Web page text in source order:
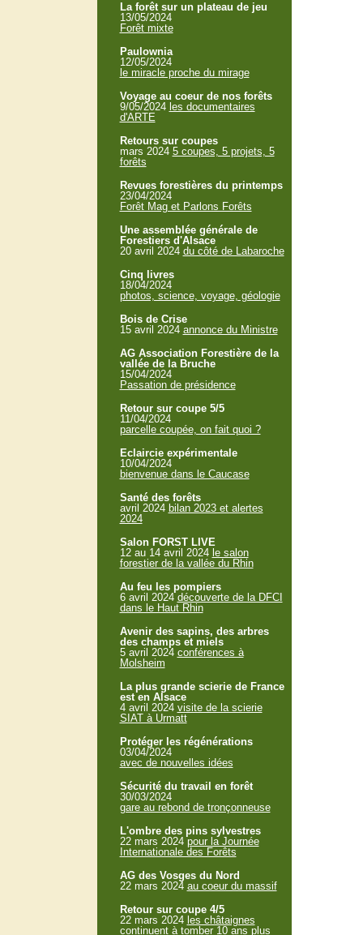
La forêt sur un plateau de jeu
13/05/2024
Forêt mixte
Paulownia
12/05/2024
le miracle proche du mirage
Voyage au coeur de nos forêts
9/05/2024 les documentaires
d'ARTE
Retours sur coupes
mars 2024 5 coupes, 5 projets, 5
forêts
Revues forestières du printemps
23/04/2024
Forêt Mag et Parlons Forêts
Une assemblée générale de
Forestiers d'Alsace
20 avril 2024 du côté de Labaroche
Cinq livres
18/04/2024
photos, science, voyage, géologie
Bois de Crise
15 avril 2024 annonce du Ministre
AG Association Forestière de la
vallée de la Bruche
15/04/2024
Passation de présidence
Retour sur coupe 5/5
11/04/2024
parcelle coupée, on fait quoi ?
Eclaircie expérimentale
10/04/2024
bienvenue dans le Caucase
Santé des forêts
avril 2024 bilan 2023 et alertes
2024
Salon FORST LIVE
12 au 14 avril 2024 le salon
forestier de la vallée du Rhin
Au feu les pompiers
6 avril 2024 découverte de la DFCI
dans le Haut Rhin
Avenir des sapins, des arbres
des champs et miels
5 avril 2024 conférences à
Molsheim
La plus grande scierie de France
est en Alsace
4 avril 2024 visite de la scierie
SIAT à Urmatt
Protéger les régénérations
03/04/2024
avec de nouvelles idées
Sécurité du travail en forêt
30/03/2024
gare au rebond de tronçonneuse
L'ombre des pins sylvestres
22 mars 2024 pour la Journée
Internationale des Forêts
AG des Vosges du Nord
22 mars 2024 au coeur du massif
Retour sur coupe 4/5
22 mars 2024 les châtaignes
continuent à tomber 10 ans plus